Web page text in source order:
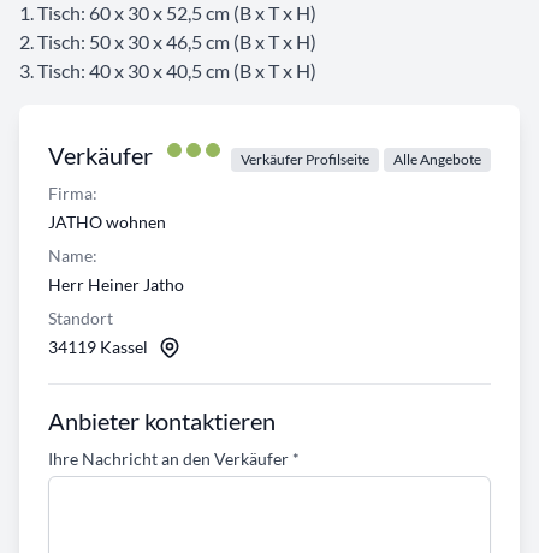
Verkäufer Verkäufer Profilseite Alle Angebote
Firma:
JATHO wohnen
Name:
Herr Heiner Jatho
Standort
34119 Kassel
Anbieter kontaktieren
Ihre Nachricht an den Verkäufer *
1. Tisch: 60 x 30 x 52,5 cm (B x T x H)
2. Tisch: 50 x 30 x 46,5 cm (B x T x H)
3. Tisch: 40 x 30 x 40,5 cm (B x T x H)